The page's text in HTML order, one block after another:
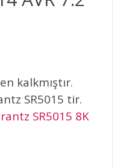
kalkmıştır.
SR5015 tir.
SR5015 8K